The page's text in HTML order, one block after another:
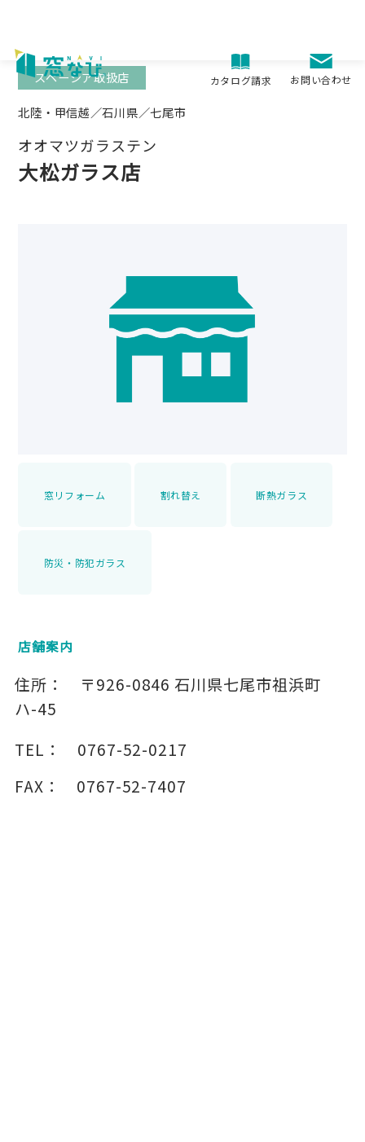
content
カタログ請求 お問い合わせ
北陸・甲信越／石川県／七尾市
オオマツガラステン
大松ガラス店
スペーシア取扱店
窓リフォーム 割れ替え 断熱ガラス
防災・防犯ガラス
店舗案内
住所： 〒926-0846 石川県七尾市祖浜町
ハ-45
TEL：
0767-52-0217
FAX：
0767-52-7407